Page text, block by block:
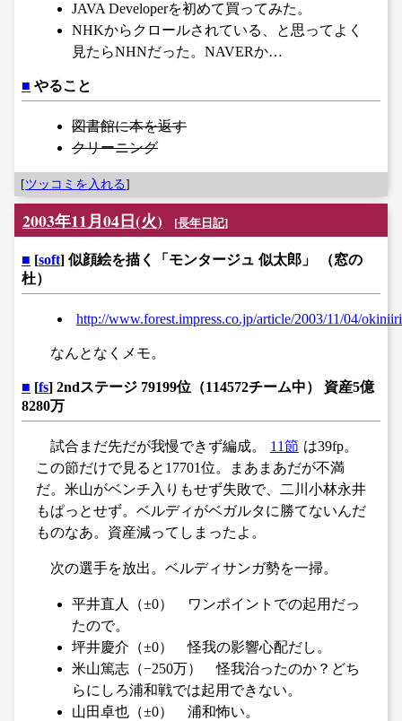
JAVA Developerを初めて買ってみた。
NHKからクロールされている、と思ってよく
見たらNHNだった。NAVERか…
■ やること
図書館に本を返す
クリーニング
[ツッコミを入れる]
2003年11月04日(火) [長年日記]
■ [soft] 似顔絵を描く「モンタージュ 似太郎」 （窓の
杜）
http://www.forest.impress.co.jp/article/2003/11/04/
なんとなくメモ。
■ [fs] 2ndステージ 79199位（114572チーム中） 資産5億
8280万
試合まだ先だが我慢できず編成。 11節 は39fp。
この節だけで見ると17701位。まあまあだが不満
だ。米山がベンチ入りもせず失敗で、二川小林永井
もぱっとせず。ベルディがベガルタに勝てないんだ
ものなあ。資産減ってしまったよ。
次の選手を放出。ベルディサンガ勢を一掃。
平井直人（±0） ワンポイントでの起用だっ
たので。
坪井慶介（±0） 怪我の影響心配だし。
米山篤志（−250万） 怪我治ったのか？どち
らにしろ浦和戦では起用できない。
山田卓也（±0） 浦和怖い。